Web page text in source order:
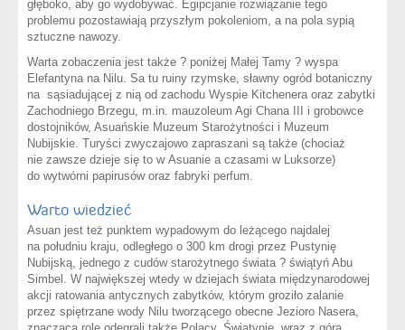
głęboko, aby go wydobywać. Egipcjanie rozwiązanie tego
problemu pozostawiają przyszłym pokoleniom, a na pola sypią
sztuczne nawozy.
Warta zobaczenia jest także ? poniżej Małej Tamy ? wyspa
Elefantyna na Nilu. Sa tu ruiny rzymske, sławny ogród botaniczny
na sąsiadującej z nią od zachodu Wyspie Kitchenera oraz zabytki
Zachodniego Brzegu, m.in. mauzoleum Agi Chana III i grobowce
dostojników, Asuańskie Muzeum Starożytności i Muzeum
Nubijskie. Turyści zwyczajowo zapraszani są także (chociaż
nie zawsze dzieje się to w Asuanie a czasami w Luksorze)
do wytwórni papirusów oraz fabryki perfum.
Warto wiedzieć
Asuan jest też punktem wypadowym do leżącego najdalej
na południu kraju, odległego o 300 km drogi przez Pustynię
Nubijską, jednego z cudów starożytnego świata ? świątyń Abu
Simbel. W największej wtedy w dziejach świata międzynarodowej
akcji ratowania antycznych zabytków, którym groziło zalanie
przez spiętrzane wody Nilu tworzącego obecne Jezioro Nasera,